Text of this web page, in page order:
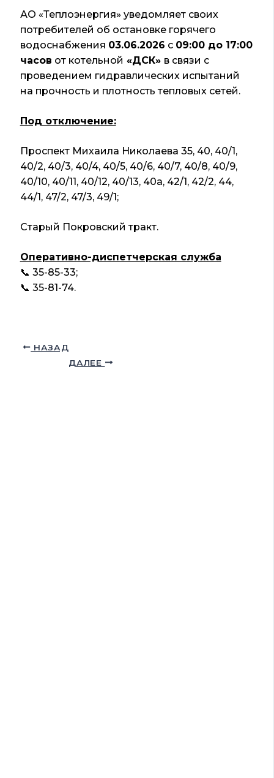
АО «Теплоэнергия» уведомляет своих
потребителей об остановке горячего
водоснабжения 03.06.2026 с 09:00 до 17:00
часов от котельной «ДСК» в связи с
проведением гидравлических испытаний
на прочность и плотность тепловых сетей.
Под отключение:
Проспект Михаила Николаева 35, 40, 40/1,
40/2, 40/3, 40/4, 40/5, 40/6, 40/7, 40/8, 40/9,
40/10, 40/11, 40/12, 40/13, 40а, 42/1, 42/2, 44,
44/1, 47/2, 47/3, 49/1;
Старый Покровский тракт.
Оперативно-диспетчерская служба
📞 35-85-33;
📞 35-81-74.
НАЗАД
ДАЛЕЕ